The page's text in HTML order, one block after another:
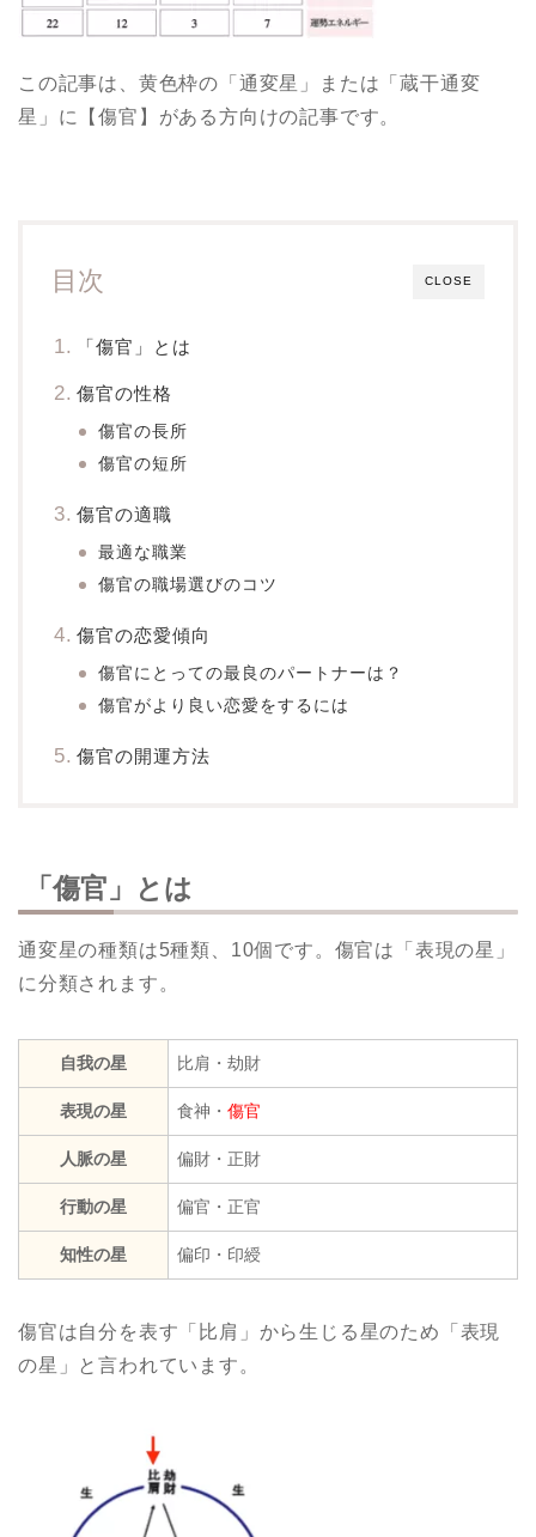
この記事は、黄色枠の「通変星」または「蔵干通変
星」に【傷官】がある方向けの記事です。
CLOSE
目次
「傷官」とは
傷官の性格
傷官の長所
傷官の短所
傷官の適職
最適な職業
傷官の職場選びのコツ
傷官の恋愛傾向
傷官にとっての最良のパートナーは？
傷官がより良い恋愛をするには
傷官の開運方法
「傷官」とは
通変星の種類は5種類、10個です。傷官は「表現の星」
に分類されます。
自我の星 比肩・劫財
表現の星 食神・ 傷官
人脈の星 偏財・正財
行動の星 偏官・正官
知性の星 偏印・印綬
傷官は自分を表す「比肩」から生じる星のため「表現
の星」と言われています。